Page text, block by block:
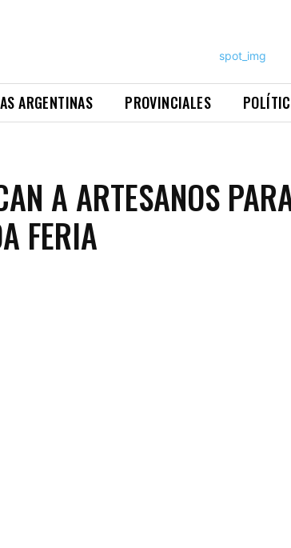
ARGENTINAS PROVINCIALES
A ARTESANOS
FERIA